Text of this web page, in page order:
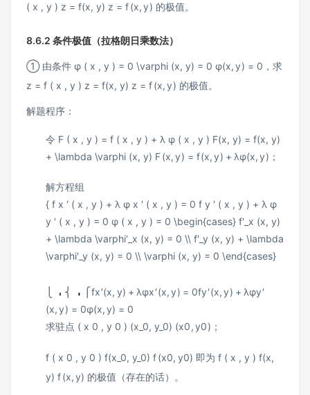
( x , y ) z = f(x, y) z = f(x,y) 的极值。
8.6.2 条件极值（拉格朗日乘数法）
① 由条件 φ ( x , y ) = 0 \varphi (x, y) = 0 φ(x,y) = 0 ，求
z = f ( x , y ) z = f(x, y) z = f(x,y) 的极值。
解题程序：
令 F ( x , y ) = f ( x , y ) + λ φ ( x , y ) F(x, y) = f(x, y)
+ \lambda \varphi (x, y) F(x,y) = f(x,y) + λφ(x,y) ；
解方程组
{ f x ′ ( x , y ) + λ φ x ′ ( x , y ) = 0 f y ′ ( x , y ) + λ φ
y ′ ( x , y ) = 0 φ ( x , y ) = 0 \begin{cases} f'_x (x, y)
+ \lambda \varphi'_x (x, y) = 0 \\ f'_y (x, y) + \lambda
\varphi'_y (x, y) = 0 \\ \varphi (x, y) = 0 \end{cases}
⎨ ⎧fx′(x, y) + λφx′(x,y) = 0fy′(x, y) + λφy′
(x,y) = 0φ(x,y) = 0
求驻点 ( x 0 , y 0 ) (x_0, y_0) (x0,y0) ；
f ( x 0 , y 0 ) f(x_0, y_0) f(x0, y0) 即为f ( x , y ) f(x,
y) f(x,y) 的极值（存在的话）。